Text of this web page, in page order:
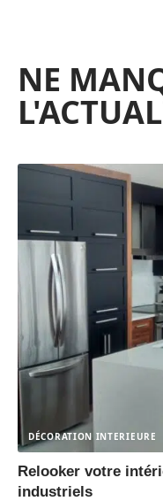
NE
DÉCORATION INTERIEURE
Relooker votre
industriels